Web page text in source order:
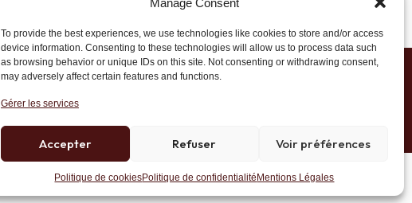
To provide the best experiences, we use technologies like cookies to store and/or access
device information. Consenting to these technologies will allow us to process data such
as browsing behavior or unique IDs on this site. Not consenting or withdrawing consent,
may adversely affect certain features and functions.
Gérer les services
Accepter Refuser Voir préférences
Politique de cookiesPolitique de confidentialité Mentions Légales
+33 (0)1 71 20 45 39
Site développé par AK Web Solutions